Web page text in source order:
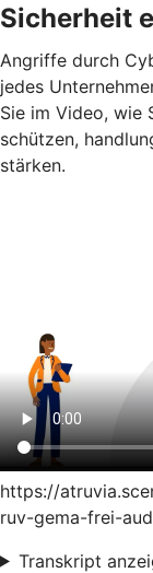
Sicherheit
Angriffe durch
jedes
Sie im Video, wie
schützen,
stärken.
https://
ruv-gema-frei-
Transkript